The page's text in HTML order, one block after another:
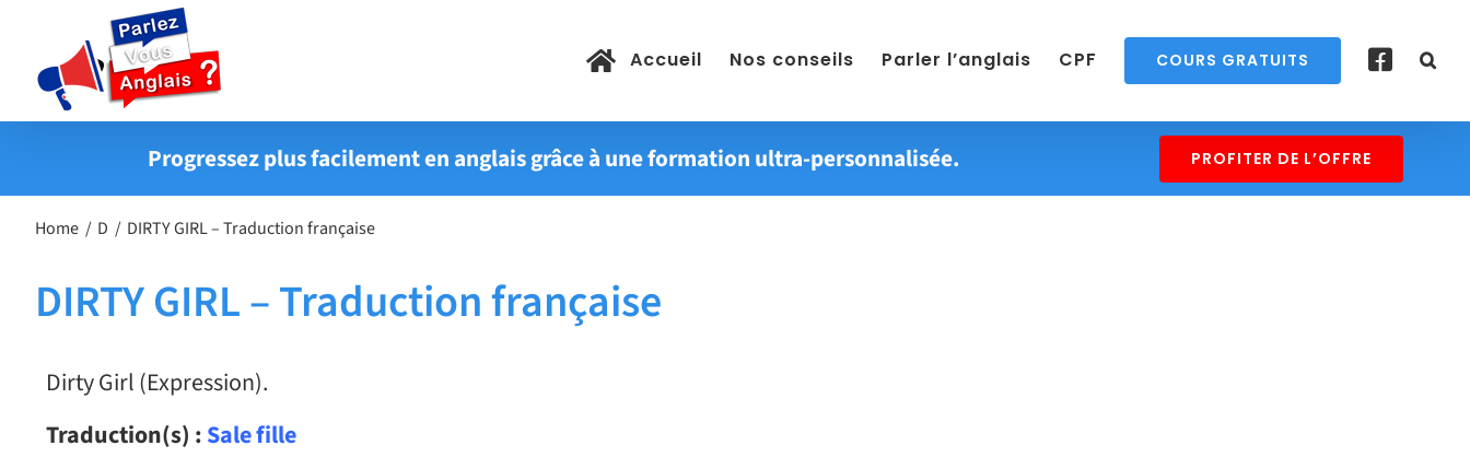
contenu
Accueil Nos conseils Parler l’anglais CPF COURS GRATUITS
Progressez plus facilement en anglais grâce à une formation ultra-personnalisée. PROFITER DE L’OFFRE
Home D DIRTY GIRL – Traduction française
DIRTY GIRL – Traduction française
Dirty Girl (Expression).
Traduction(s) :Sale fille